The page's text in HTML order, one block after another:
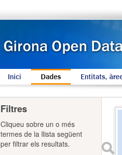
Inici Dades Entitats,
Filtres
Cliqueu sobre un o més
termes de la llista següent
per filtrar els resultats.